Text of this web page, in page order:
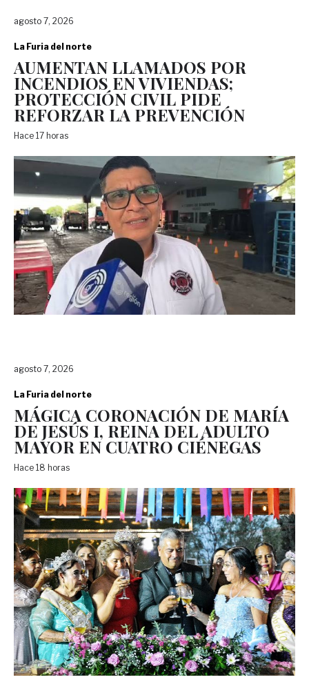
agosto 7, 2026
La Furia del norte
AUMENTAN LLAMADOS POR
INCENDIOS EN VIVIENDAS;
PROTECCIÓN CIVIL PIDE
REFORZAR LA PREVENCIÓN
Hace 17 horas
agosto 7, 2026
La Furia del norte
MÁGICA CORONACIÓN DE MARÍA
DE JESÚS I, REINA DEL ADULTO
MAYOR EN CUATRO CIÉNEGAS
Hace 18 horas